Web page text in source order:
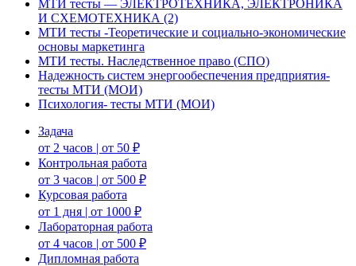
МТИ тесты — ЭЛЕКТРОТЕХНИКА, ЭЛЕКТРОНИКА
И СХЕМОТЕХНИКА (2)
МТИ тесты -Теоретические и социально-экономические
основы маркетинга
МТИ тесты. Наследственное право (СПО)
Надежность систем энергообеспечения предприятия-
тесты МТИ (МОИ)
Психология- тесты МТИ (МОИ)
Задача
от 2 часов | от 50 ₽
Контрольная работа
от 3 часов | от 500 ₽
Курсовая работа
от 1 дня | от 1000 ₽
Лабораторная работа
от 4 часов | от 500 ₽
Дипломная работа